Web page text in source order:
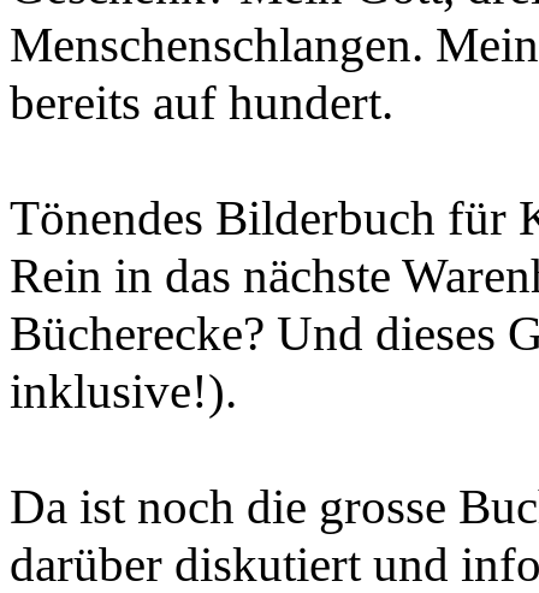
Menschenschlangen.
bereits auf hundert.
Tönendes Bilderbuch für
Rein in das nächste
Bücherecke? Und dieses
inklusive!).
Da ist noch die grosse
darüber diskutiert und